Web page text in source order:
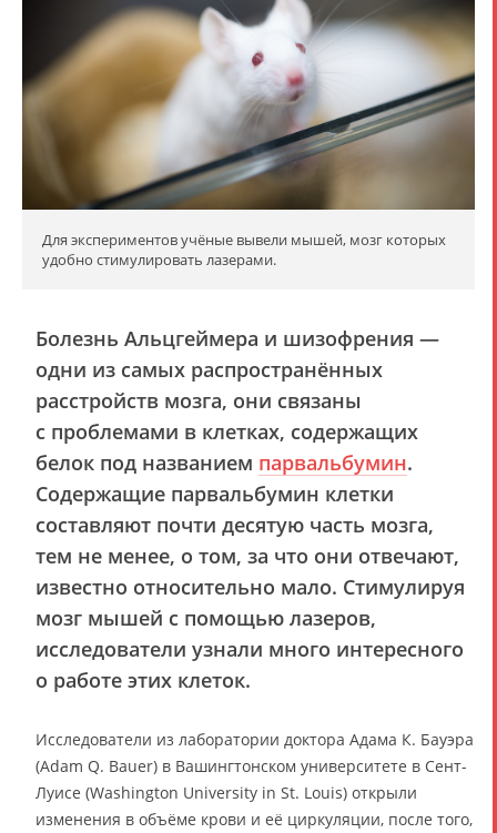
Для экспериментов учёные вывели мышей, мозг которых
удобно стимулировать лазерами.
Болезнь Альцгеймера и шизофрения —
одни из самых распространённых
расстройств мозга, они связаны
с проблемами в клетках, содержащих
белок под названием парвальбумин.
Содержащие парвальбумин клетки
составляют почти десятую часть мозга,
тем не менее, о том, за что они отвечают,
известно относительно мало. Стимулируя
мозг мышей с помощью лазеров,
исследователи узнали много интересного
о работе этих клеток.
Исследователи из лаборатории доктора Адама К. Бауэра
(Adam Q. Bauer) в Вашингтонском университете в Сент-
Луисе (Washington University in St. Louis) открыли
изменения в объёме крови и её циркуляции, после того,